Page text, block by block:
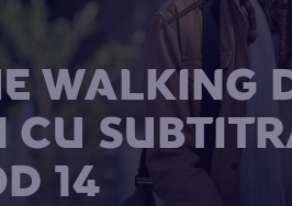
WALKING
14